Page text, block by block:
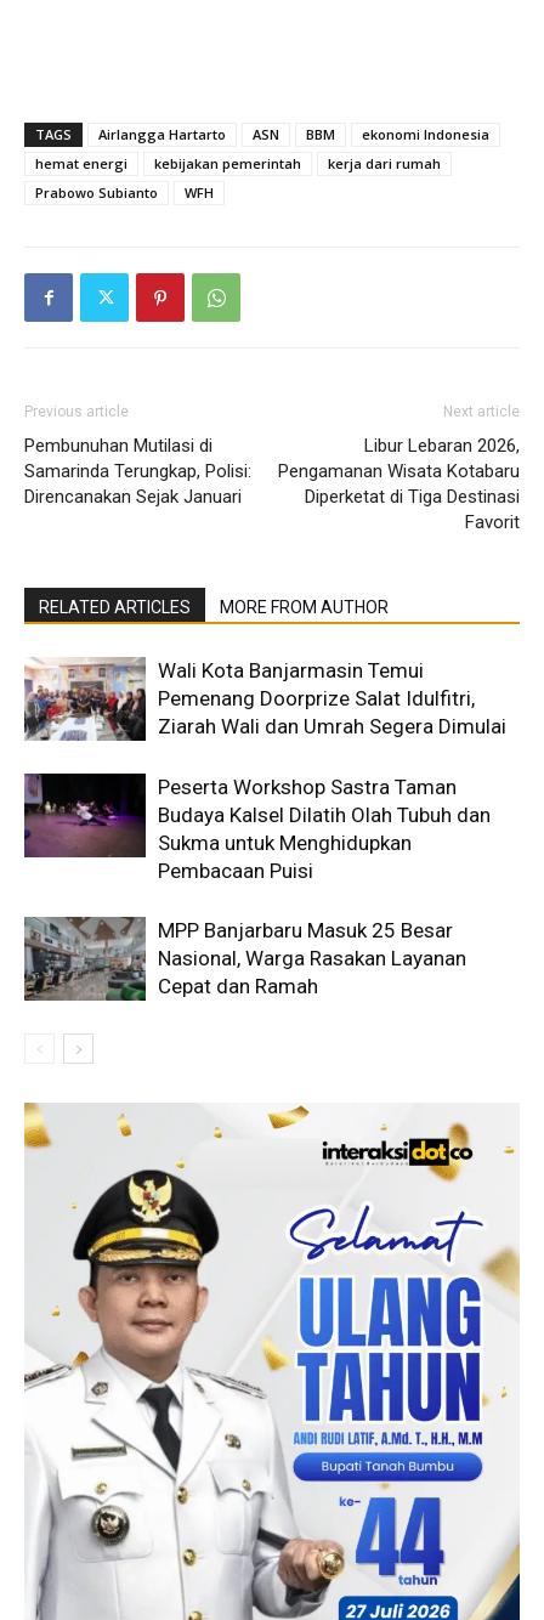
TAGS Airlangga Hartarto ASN BBM
ekonomi Indonesia
hemat energi
kebijakan pemerintah
kerja dari rumah
Prabowo Subianto
WFH
Previous article
Pembunuhan Mutilasi di
Samarinda Terungkap, Polisi:
Direncanakan Sejak Januari
Next article
Libur Lebaran 2026,
Pengamanan Wisata Kotabaru
Diperketat di Tiga Destinasi
Favorit
RELATED ARTICLES MORE FROM AUTHOR
Wali Kota Banjarmasin Temui
Pemenang Doorprize Salat Idulfitri,
Ziarah Wali dan Umrah Segera Dimulai
Peserta Workshop Sastra Taman
Budaya Kalsel Dilatih Olah Tubuh dan
Sukma untuk Menghidupkan
Pembacaan Puisi
MPP Banjarbaru Masuk 25 Besar
Nasional, Warga Rasakan Layanan
Cepat dan Ramah